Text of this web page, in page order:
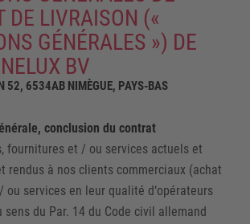
DE LIVRAISON («
GÉNÉRALES ») DE
BV
52, 6534AB NIMÈGUE, PAYS-BAS
conclusion du contrat
fournitures et / ou services actuels et
rendus à nos clients commerciaux (achat
ou services en leur qualité d‘opérateurs
sens du Par. 14 du Code civil allemand